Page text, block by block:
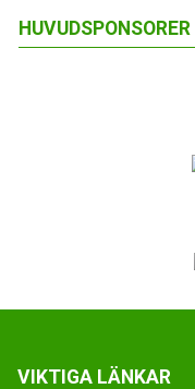
HUVUDSPONSORER
VIKTIGA LÄNKAR